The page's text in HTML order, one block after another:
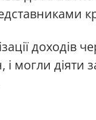
доходів
і могли